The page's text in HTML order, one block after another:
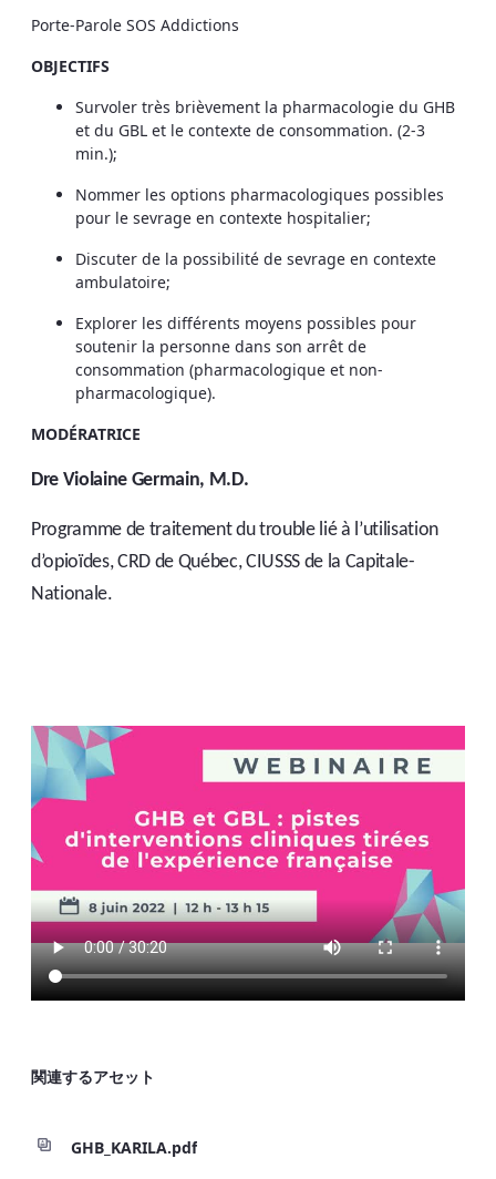
Porte-Parole SOS Addictions
OBJECTIFS
Survoler très brièvement la pharmacologie du GHB
et du GBL et le contexte de consommation. (2-3
min.);
Nommer les options pharmacologiques possibles
pour le sevrage en contexte hospitalier;
Discuter de la possibilité de sevrage en contexte
ambulatoire;
Explorer les différents moyens possibles pour
soutenir la personne dans son arrêt de
consommation (pharmacologique et non-
pharmacologique).
MODÉRATRICE
Dre Violaine Germain, M.D.
Programme de traitement du trouble lié à l’utilisation
d’opioïdes, CRD de Québec, CIUSSS de la Capitale-
Nationale.
関連するアセット
GHB_KARILA.pdf